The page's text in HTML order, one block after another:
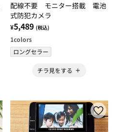
配線不要 モニター搭載 電池
式防犯カメラ
¥5,489 (税込)
1colors
ロングセラー
チラ見をする